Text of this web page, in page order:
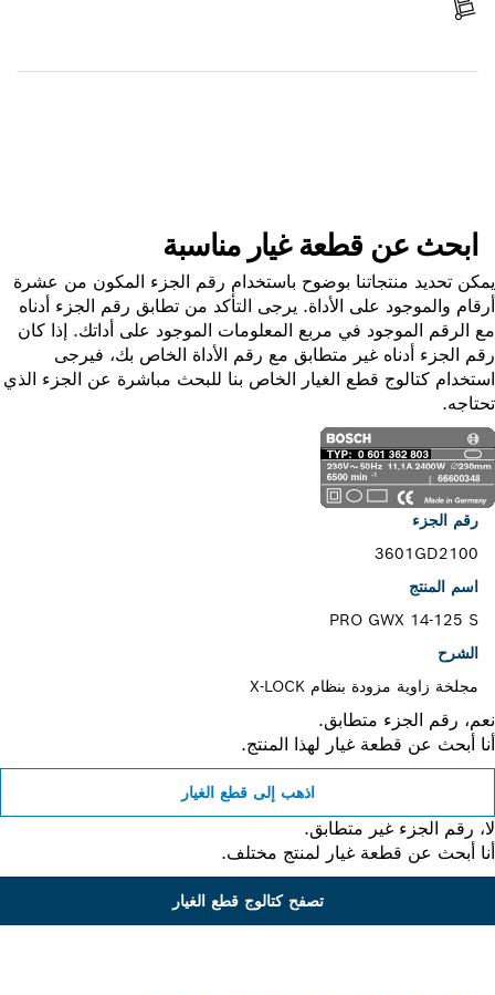
ابحث عن قطعة غيار مناسبة
تحديد منتجاتنا بوضوح باستخدام رقم الجزء المكون من عشرة
والموجود على الأداة. يرجى التأكد من تطابق رقم الجزء أدناه
الرقم الموجود في مربع المعلومات الموجود على أداتك. إذا كان
الجزء أدناه غير متطابق مع رقم الأداة الخاص بك، فيرجى
كتالوج قطع الغيار الخاص بنا للبحث مباشرة عن الجزء الذي
رقم الجزء
3601GD2100
اسم المنتج
PRO GWX 14-125 S
الشرح
مجلخة زاوية مزودة بنظام X-LOCK
رقم الجزء متطابق.
أبحث عن قطعة غيار لهذا المنتج.
اذهب إلى قطع الغيار
رقم الجزء غير متطابق.
أبحث عن قطعة غيار لمنتج مختلف.
تصفح كتالوج قطع الغيار